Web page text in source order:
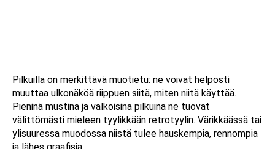
Pilkuilla on merkittävä muotietu: ne voivat helposti
muuttaa ulkonäköä riippuen siitä, miten niitä käyttää.
Pieninä mustina ja valkoisina pilkuina ne tuovat
välittömästi mieleen tyylikkään retrotyylin. Värikkäässä tai
ylisuuressa muodossa niistä tulee hauskempia, rennompia
ja lähes graafisia.